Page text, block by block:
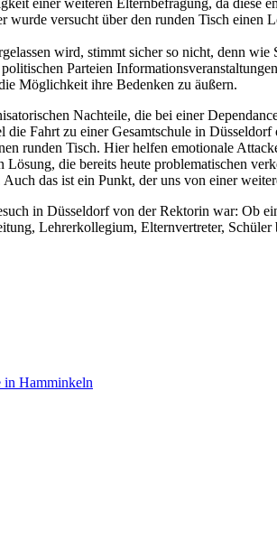
wurde versucht über den runden Tisch einen
wird, stimmt sicher so nicht, denn
politischen Parteien
Möglichkeit ihre Bedenken zu äußern.
Nachteile, die bei einer
Fahrt zu einer Gesamtschule in
runden Tisch. Hier helfen emotionale
Lösung, die bereits heute problematischen
das ist ein Punkt, der uns von einer
in Düsseldorf von der Rektorin war: Ob
Lehrerkollegium, Elternvertreter,